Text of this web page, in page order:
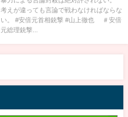
考えが違っても言論で戦わなければならな
い。 #安倍元首相銃撃 #山上徹也 ＃安倍
元総理銃撃...